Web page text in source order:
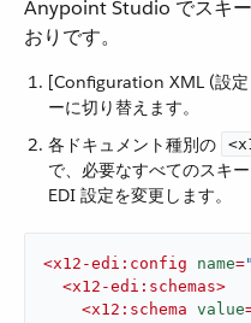
Anypoint Studio でスキ
おりです。
[Configuration XML (設定
ーに切り替えます。
各ドキュメント種別の ​
で、必要なすべてのスキ
EDI 設定を変更します。
<x12-edi:config name=
<x12-edi:schemas>
<x12:schema value